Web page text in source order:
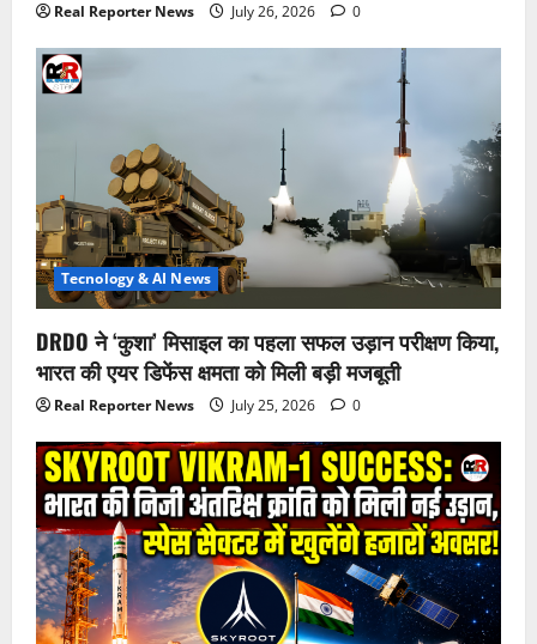
Real Reporter News July 26, 2026 0
Tecnology & AI News
DRDO ने ‘कुशा’ मिसाइल का पहला सफल उड़ान परीक्षण किया,
भारत की एयर डिफेंस क्षमता को मिली बड़ी मजबूती
Real Reporter News July 25, 2026 0